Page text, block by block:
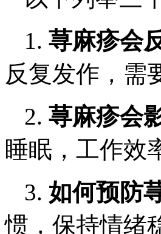
1. 荨麻疹会
反复发作，需
2. 荨麻疹会
睡眠，工作效
3. 如何预防
惯，保持情绪